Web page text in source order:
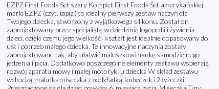
EZPZ First Foods Set szary Komplet First Foods Set amerykańskiej
marki EZPZ (czyt. izipizi) to idealny pierwszy zestaw naczyń dla
Twojego dziecka, stworzony z wyjątkowego silikonu. Został on
zaprojektowany przez specjalistę w dziedzinie logopedii i żywienia
dzieci, dzięki czemu jego wielkość i kształt jest idealnie dopasowany do
ust i potrzeb małego dziecka. Te innowacyjne naczynia zostały
zaprojektowane tak, aby ułatwić maluszkowi naukę samodzielnego
jedzenia i picia. Dodatkowo poszczególne elementy zestawu wspierają
rozwój aparatu mowy i małej motoryki u dziecka W skład zestawu
wchodzą: malutka miseczka z podkładką, kubeczek i 2 łyżeczki.